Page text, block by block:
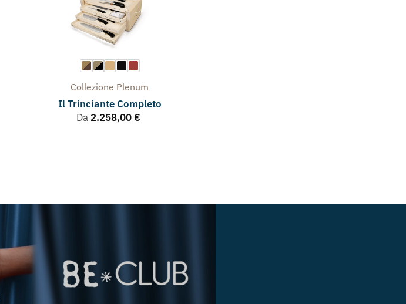
Collezione Plenum
Il Trinciante Completo
Da 2.258,00 €